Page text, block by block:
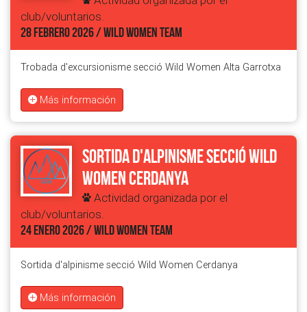
club/voluntarios.
28 FEBRERO 2026 / WILD WOMEN TEAM
Trobada d'excursionisme secció Wild Women Alta Garrotxa
Más información
Sortida d'alpinisme secció Wild
Women Cerdanya
Actividad organizada por el
club/voluntarios.
24 ENERO 2026 / WILD WOMEN TEAM
Sortida d'alpinisme secció Wild Women Cerdanya
Más información